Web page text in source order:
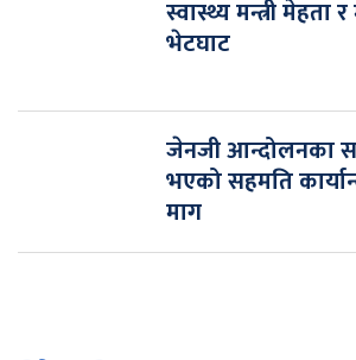
स्वास्थ्य मन्त्री मेहता
भेटघाट
जेनजी आन्दोलनका
भएको सहमति
माग